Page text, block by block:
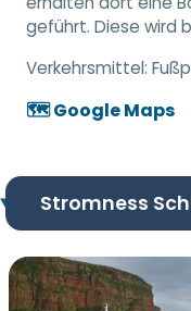
geführt. Diese wird
Verkehrsmittel:
🗺️ Google Maps
Stromness